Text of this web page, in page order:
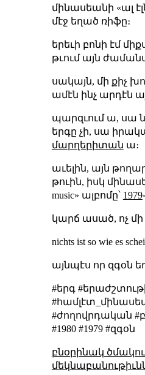
մինասեանի «ալ
մէջ եղած ռիֆը։
երեւի բոնի էմ
թւում այն
սակայն, մի քիչ
ամէն ինչ արդէն
պարզւում ա, սա
երգը չի, սա
մարղերիտան ա։
աւելին, այն
թուին, իսկ
music» ալբոմը՝ 1979
կարճ ասած, ոչ
nichts ist so wie es
այնպէս որ զգօն
#երգ
#ժողովրդական
#1980 #1979 #զգօն
բնօրինակ